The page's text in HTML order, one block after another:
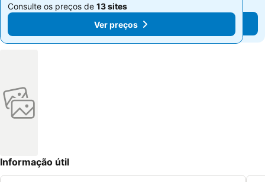
Consulte os preços de 13 sites
Ver preços
Consulte os preços de 13 sites
Ver preços
Informação útil